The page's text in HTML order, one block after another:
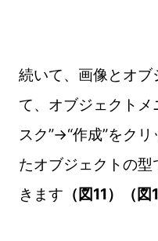
続いて、画像とオブ
て、オブジェクト
スク”→“作成”をク
たオブジェクトの
きます （図11）（図